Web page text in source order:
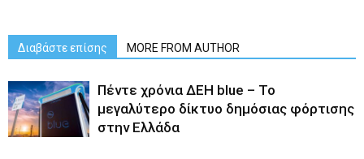
Διαβάστε επίσης MORE FROM AUTHOR
Πέντε χρόνια ΔΕΗ blue – Το
μεγαλύτερο δίκτυο δημόσιας φόρτισης
στην Ελλάδα